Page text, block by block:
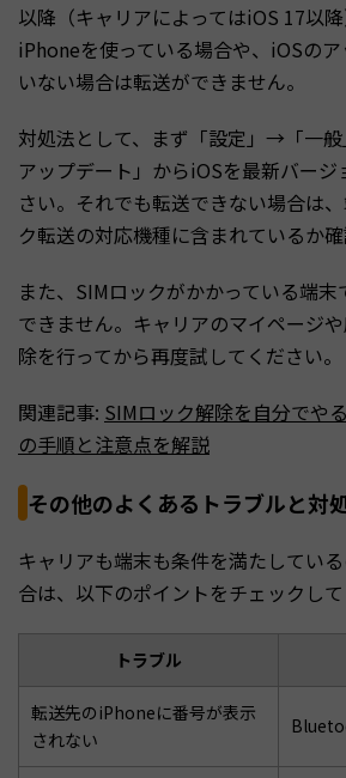
以降（キャリアによってはiOS 17以
iPhoneを使っている場合や、iOSの
いない場合は転送ができません。
対処法として、まず「設定」→「一
アップデート」からiOSを最新バー
さい。それでも転送できない場合は
ク転送の対応機種に含まれているか確
また、SIMロックがかかっている端
できません。キャリアのマイページ
除を行ってから再度試してください。
関連記事: SIMロック解除を自分でや
の手順と注意点を解説
その他のよくあるトラブルと対
キャリアも端末も条件を満たしてい
合は、以下のポイントをチェックして
トラブル
転送先のiPhoneに番号が表示
されない